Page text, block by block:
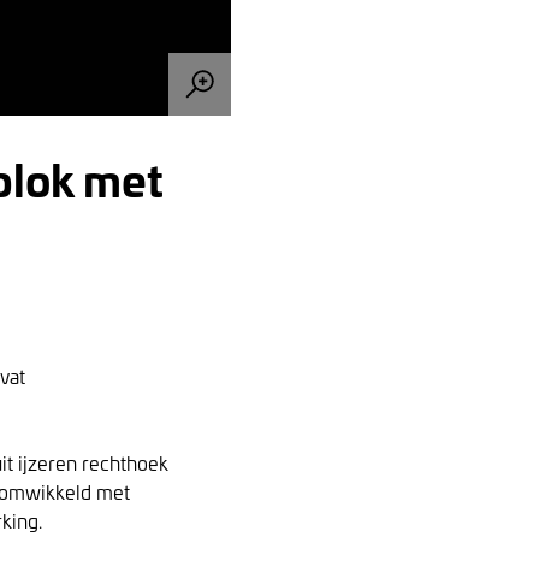
met
ijzeren rechthoek
met